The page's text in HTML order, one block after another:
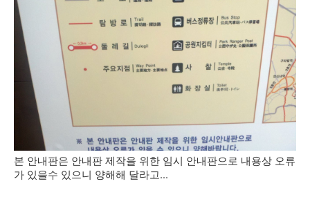
본 안내판은 안내판 제작을 위한 임시 안내판으로 내용상 오류
가 있을수 있으니 양해해 달라고...